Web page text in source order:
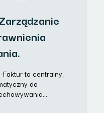
Faktur to centralny,
do